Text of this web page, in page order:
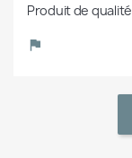
Produit de qualité